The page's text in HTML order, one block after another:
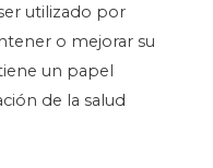
utilizado por
o mejorar su
un papel
de la salud